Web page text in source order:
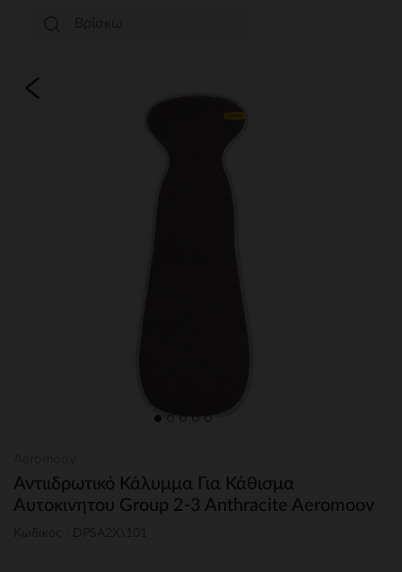
Αντιιδρωτικό Κάλυμμα Για Κάθισμα
Αυτοκινητου Group 2-3 Anthracite Aeromoov